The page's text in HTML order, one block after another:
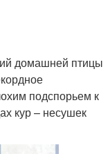
домашней птицы
подспорьем к
кур – несушек